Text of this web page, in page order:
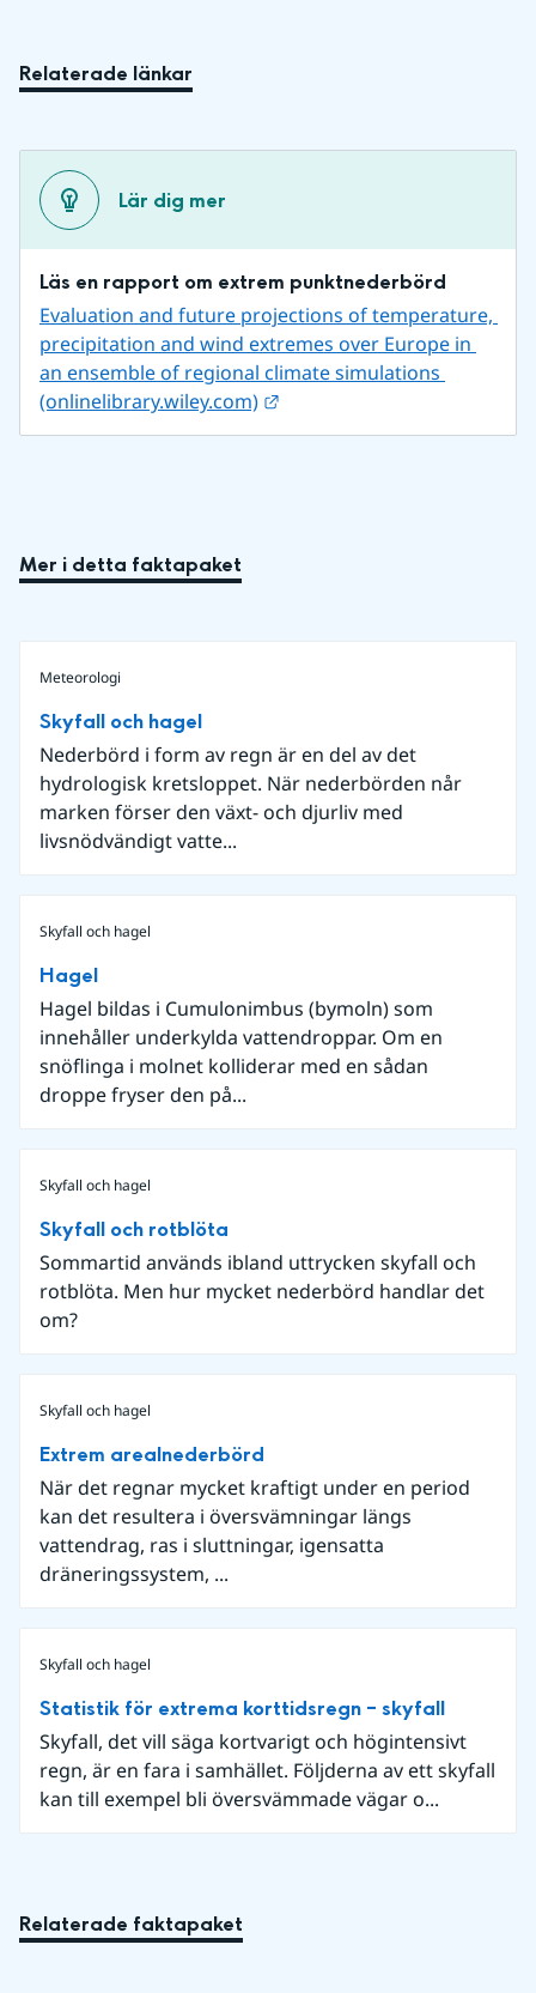
Relaterade länkar
Lär dig mer
Läs en rapport om extrem punktnederbörd
Evaluation and future projections of temperature,
precipitation and wind extremes over Europe in
an ensemble of regional climate simulations
(onlinelibrary.wiley.com)
Mer i detta faktapaket
Meteorologi
Skyfall och hagel
Nederbörd i form av regn är en del av det
hydrologisk kretsloppet. När nederbörden når
marken förser den växt- och djurliv med
livsnödvändigt vatte...
Skyfall och hagel
Hagel
Hagel bildas i Cumulonimbus (bymoln) som
innehåller underkylda vattendroppar. Om en
snöflinga i molnet kolliderar med en sådan
droppe fryser den på...
Skyfall och hagel
Skyfall och rotblöta
Sommartid används ibland uttrycken skyfall och
rotblöta. Men hur mycket nederbörd handlar det
om?
Skyfall och hagel
Extrem arealnederbörd
När det regnar mycket kraftigt under en period
kan det resultera i översvämningar längs
vattendrag, ras i sluttningar, igensatta
dräneringssystem, ...
Skyfall och hagel
Statistik för extrema korttidsregn – skyfall
Skyfall, det vill säga kortvarigt och högintensivt
regn, är en fara i samhället. Följderna av ett skyfall
kan till exempel bli översvämmade vägar o...
Relaterade faktapaket